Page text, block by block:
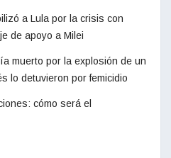
a Lula por la crisis con
de apoyo a Milei
muerto por la explosión de un
lo detuvieron por femicidio
cómo será el